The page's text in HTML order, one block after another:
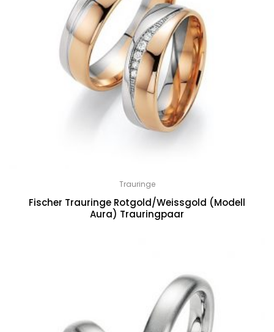
Trauringe
Fischer Trauringe Rotgold/Weissgold (Modell
Aura) Trauringpaar